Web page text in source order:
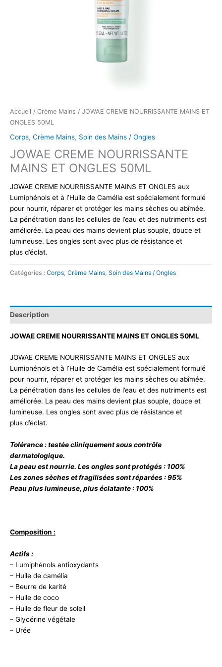
Accueil / Crème Mains / JOWAE CREME NOURRISSANTE MAINS ET
ONGLES 50ML
Corps, Crème Mains, Soin des Mains / Ongles
JOWAE CREME NOURRISSANTE
MAINS ET ONGLES 50ML
JOWAE CREME NOURRISSANTE MAINS ET ONGLES aux
Lumiphénols et à l’Huile de Camélia est spécialement formulé
pour nourrir, réparer et protéger les mains sèches ou abîmée.
La pénétration dans les cellules de l’eau et des nutriments est
améliorée. La peau des mains devient plus souple, douce et
lumineuse. Les ongles sont avec plus de résistance et
plus d’éclat.
Catégories : Corps, Crème Mains, Soin des Mains / Ongles
Description
JOWAE CREME NOURRISSANTE MAINS ET ONGLES 50ML
JOWAE CREME NOURRISSANTE MAINS ET ONGLES aux
Lumiphénols et à l’Huile de Camélia est spécialement formulé
pour nourrir, réparer et protéger les mains sèches ou abîmée.
La pénétration dans les cellules de l’eau et des nutriments est
améliorée. La peau des mains devient plus souple, douce et
lumineuse. Les ongles sont avec plus de résistance et
plus d’éclat.
Tolérance : testée cliniquement sous contrôle
dermatologique.
La peau est nourrie. Les ongles sont protégés : 100%
Les zones sèches et fragilisées sont réparées : 95%
Peau plus lumineuse, plus éclatante : 100%
Composition :
Actifs :
– Lumiphénols antioxydants
– Huile de camélia
– Beurre de karité
– Huile de coco
– Huile de fleur de soleil
– Glycérine végétale
– Urée